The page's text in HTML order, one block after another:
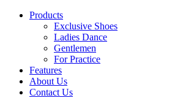
Products
Exclusive Shoes
Ladies Dance
Gentlemen
For Practice
Features
About Us
Contact Us